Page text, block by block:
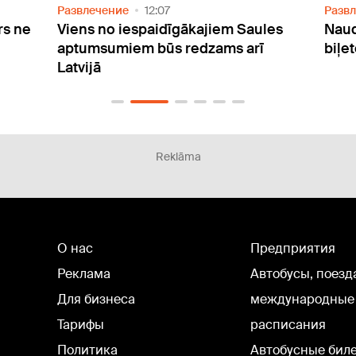
Развлечение 08:41
Naudu par atceltā "Pitbull" koncerta
biļetēm atmaksās automātiski
130
Reklāma
О нас
Реклама
Для бизнеса
Тарифы
Политика
Предприятия
Автобусы,
международные
расписания
Автобусные